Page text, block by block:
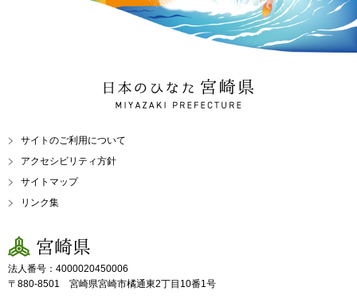
日本のひなた 宮崎県
MIYAZAKI PREFECTURE
サイトのご利用について
アクセシビリティ方針
サイトマップ
リンク集
宮崎県
法人番号：4000020450006
〒880-8501 宮崎県宮崎市橘通東2丁目10番1号